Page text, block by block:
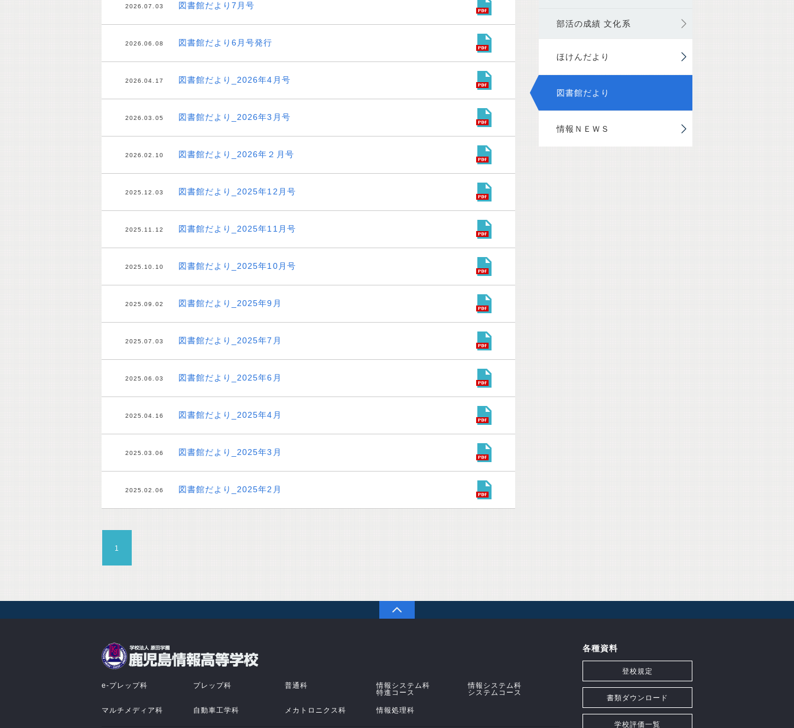
2026.07.03 図書館だより7月号
2026.06.08 図書館だより6月号発行
2026.04.17 図書館だより_2026年4月号
2026.03.05 図書館だより_2026年3月号
2026.02.10 図書館だより_2026年２月号
2025.12.03 図書館だより_2025年12月号
2025.11.12 図書館だより_2025年11月号
2025.10.10 図書館だより_2025年10月号
2025.09.02 図書館だより_2025年9月
2025.07.03 図書館だより_2025年7月
2025.06.03 図書館だより_2025年6月
2025.04.16 図書館だより_2025年4月
2025.03.06 図書館だより_2025年3月
2025.02.06 図書館だより_2025年2月
1
部活の成績 文化系
ほけんだより
図書館だより
情報ＮＥＷＳ
e-プレップ科 プレップ科 普通科
情報システム科
特進コース
情報システム科
システムコース
マルチメディア科 自動車工学科 メカトロニクス科 情報処理科
各種資料
登校規定
書類ダウンロード
学校評価一覧